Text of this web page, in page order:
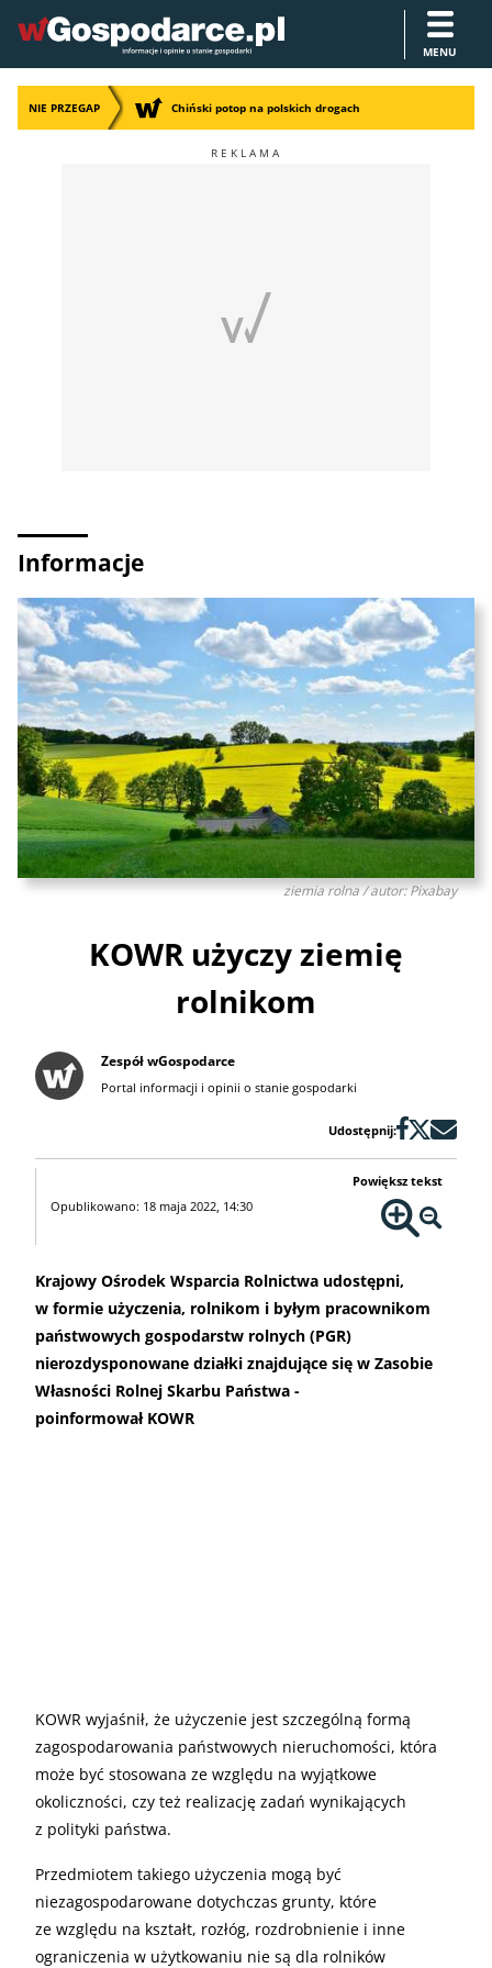
MENU
NIE PRZEGAP Chiński potop na polskich drogach
Informacje
ziemia rolna / autor: Pixabay
KOWR użyczy ziemię
rolnikom
Zespół wGospodarce
Portal informacji i opinii o stanie gospodarki
Udostępnij:
Opublikowano: 18 maja 2022, 14:30
Powiększ tekst
Krajowy Ośrodek Wsparcia Rolnictwa udostępni,
w formie użyczenia, rolnikom i byłym pracownikom
państwowych gospodarstw rolnych (PGR)
nierozdysponowane działki znajdujące się w Zasobie
Własności Rolnej Skarbu Państwa -
poinformował KOWR
KOWR wyjaśnił, że użyczenie jest szczególną formą
zagospodarowania państwowych nieruchomości, która
może być stosowana ze względu na wyjątkowe
okoliczności, czy też realizację zadań wynikających
z polityki państwa.
Przedmiotem takiego użyczenia mogą być
niezagospodarowane dotychczas grunty, które
ze względu na kształt, rozłóg, rozdrobnienie i inne
ograniczenia w użytkowaniu nie są dla rolników